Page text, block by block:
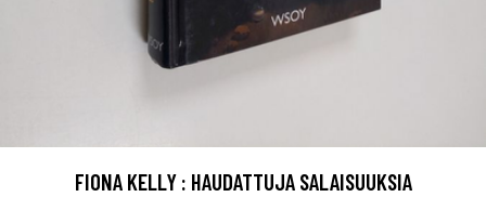
FIONA KELLY : HAUDATTUJA SALAISUUKSIA